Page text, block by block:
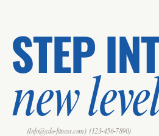
STEP
new level
(Info@cdo-fitness.com) (123-456-7890)